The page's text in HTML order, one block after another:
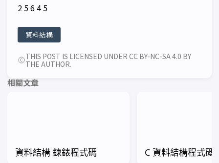
2 5 6 4 5
資料結構
THIS POST IS LICENSED UNDER CC BY-NC-SA 4.0 BY
THE AUTHOR.
相關文章
資料結構 鍊錶程式碼 C 資料結構程式碼